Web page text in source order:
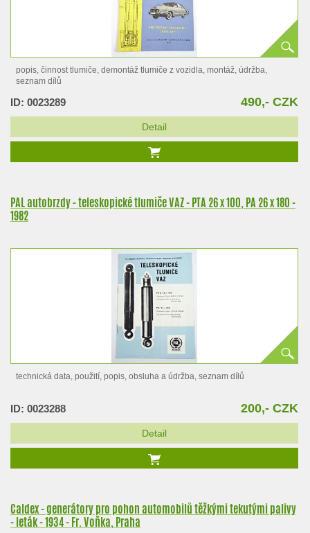
popis, činnost tlumiče, demontáž tlumiče z vozidla, montáž, údržba,
seznam dílů
ID: 0023289 490,- CZK
Detail
PAL autobrzdy - teleskopické tlumiče VAZ - PTA 26 x 100, PA 26 x 180 -
1982
technická data, použití, popis, obsluha a údržba, seznam dílů
ID: 0023288 200,- CZK
Detail
Caldex - generátory pro pohon automobilů těžkými tekutými palivy
- leták - 1934 - Fr. Voňka, Praha